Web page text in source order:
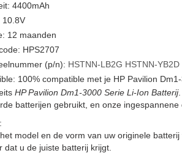
4400mAh
10.8V
12 maanden
HPS2707
(p/n): HSTNN-LB2G HSTNN-YB2D
100% compatible met je HP Pavilion
HP Pavilion Dm1-3000 Serie Li-Ion Batterij.
batterijen gebruikt, en onze
model en de vorm van uw originele batterij
dat u de juiste batterij krijgt.